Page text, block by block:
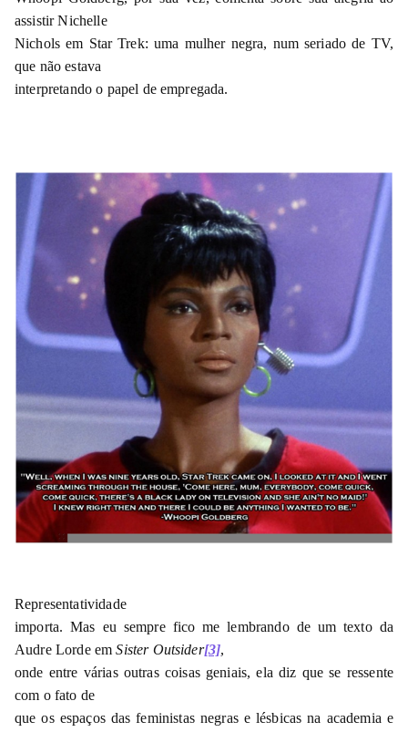
assistir Nichelle
Nichols em Star Trek: uma mulher negra, num seriado de TV,
que não estava
interpretando o papel de empregada.
Representatividade
importa. Mas eu sempre fico me lembrando de um texto da
Audre Lorde emSister Outsider[3],
onde entre várias outras coisas geniais, ela diz que se ressente
com o fato de
que os espaços das feministas negras e lésbicas na academia e